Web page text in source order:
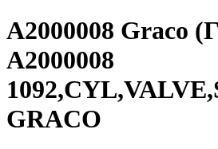
A2000008 Graco
A2000008
GRACO